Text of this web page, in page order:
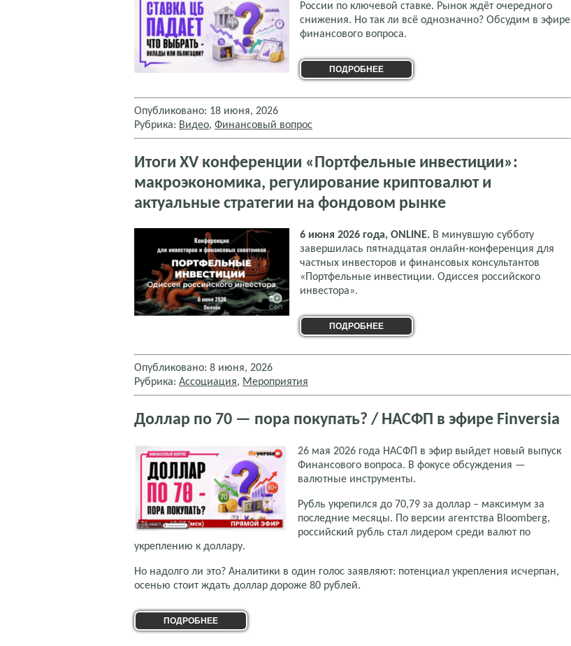
России по ключевой ставке. Рынок ждёт очередного
снижения. Но так ли всё однозначно? Обсудим в эфире
финансового вопроса.
ПОДРОБНЕЕ
Опубликовано: 18 июня, 2026
Рубрика: Видео, Финансовый вопрос
Итоги XV конференции «Портфельные инвестиции»:
макроэкономика, регулирование криптовалют и
актуальные стратегии на фондовом рынке
6 июня 2026 года, ONLINE. В минувшую субботу
завершилась пятнадцатая онлайн-конференция для
частных инвесторов и финансовых консультантов
«Портфельные инвестиции. Одиссея российского
инвестора».
ПОДРОБНЕЕ
Опубликовано: 8 июня, 2026
Рубрика: Ассоциация, Мероприятия
Доллар по 70 — пора покупать? / НАСФП в эфире Finversia
26 мая 2026 года НАСФП в эфир выйдет новый выпуск
Финансового вопроса. В фокусе обсуждения —
валютные инструменты.
Рубль укрепился до 70,79 за доллар – максимум за
последние месяцы. По версии агентства Bloomberg,
российский рубль стал лидером среди валют по
укреплению к доллару.
Но надолго ли это? Аналитики в один голос заявляют: потенциал укрепления исчерпан,
осенью стоит ждать доллар дороже 80 рублей.
ПОДРОБНЕЕ